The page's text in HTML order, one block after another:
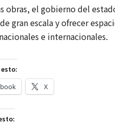
obras, el gobierno del
gran escala y ofrecer
e internacionales.
X